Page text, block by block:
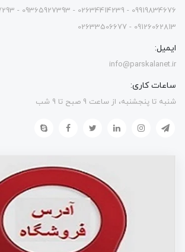
09126062813 - 02633506677
ایمیل:
info@parskalanet.ir
ساعات کاری:
شنبه تا پنجشنبه، از ساعت 9 صبح تا 9 شب